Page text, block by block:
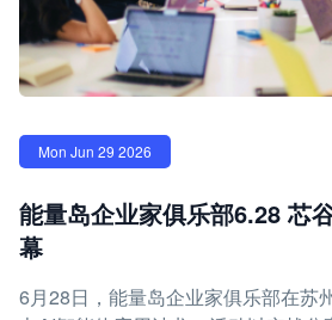
Mon Jun 29 2026
能量岛企业家俱乐部6.28 芯
幕
6月28日，能量岛企业家俱乐部在苏